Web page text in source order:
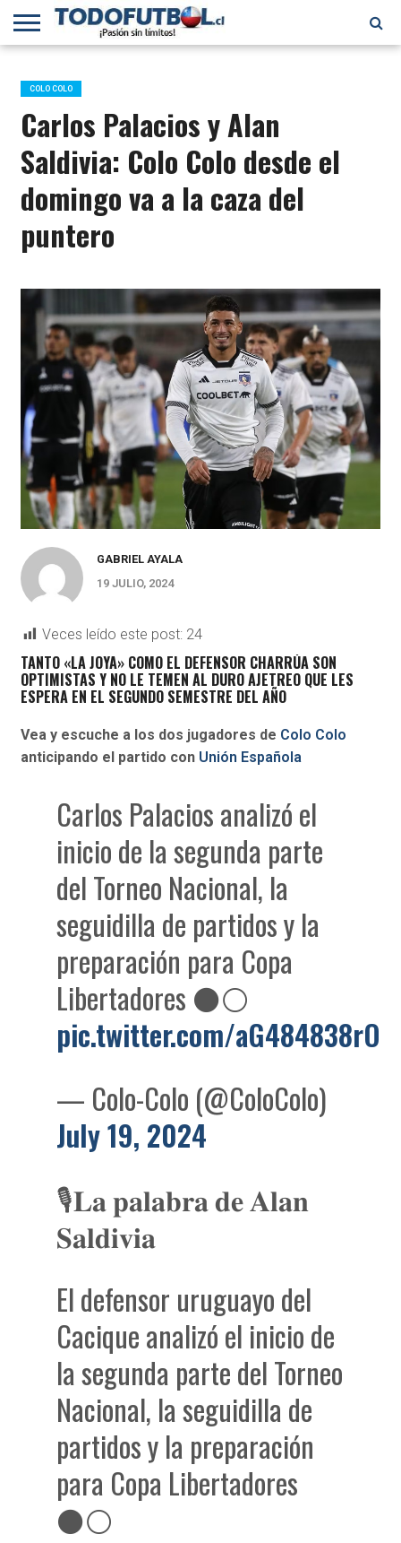
PRIMERA
B
SELECCIÓN
CHILENA
CHILENOS
EN EL
MUNDO
FÚTBOL
INTERNACIONAL
COLO COLO
Carlos Palacios y Alan
Saldivia: Colo Colo desde el
domingo va a la caza del
puntero
GABRIEL AYALA
19 JULIO, 2024
Veces leído este post: 24
TANTO «LA JOYA» COMO EL DEFENSOR CHARRÚA SON
OPTIMISTAS Y NO LE TEMEN AL DURO AJETREO QUE LES
ESPERA EN EL SEGUNDO SEMESTRE DEL AÑO
Vea y escuche a los dos jugadores de Colo Colo
anticipando el partido con Unión Española
Carlos Palacios analizó el
inicio de la segunda parte
del Torneo Nacional, la
seguidilla de partidos y la
preparación para Copa
Libertadores ⚫️⚪️
pic.twitter.com/aG484838rO
— Colo-Colo (@ColoColo)
July 19, 2024
🎙️𝐋𝐚 𝐩𝐚𝐥𝐚𝐛𝐫𝐚 𝐝𝐞 𝐀𝐥𝐚𝐧
𝐒𝐚𝐥𝐝𝐢𝐯𝐢𝐚
El defensor uruguayo del
Cacique analizó el inicio de
la segunda parte del Torneo
Nacional, la seguidilla de
partidos y la preparación
para Copa Libertadores
⚫️⚪️